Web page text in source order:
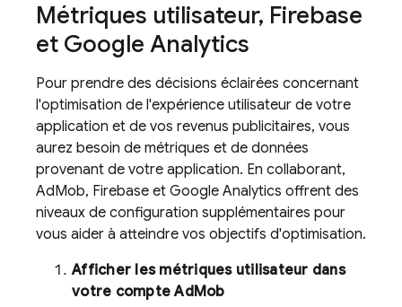
Métriques utilisateur, Firebase
et Google Analytics
Pour prendre des décisions éclairées concernant
l'optimisation de l'expérience utilisateur de votre
application et de vos revenus publicitaires, vous
aurez besoin de métriques et de données
provenant de votre application. En collaborant,
AdMob, Firebase et Google Analytics offrent des
niveaux de configuration supplémentaires pour
vous aider à atteindre vos objectifs d'optimisation.
Afficher les métriques utilisateur dans
votre compteAdMob